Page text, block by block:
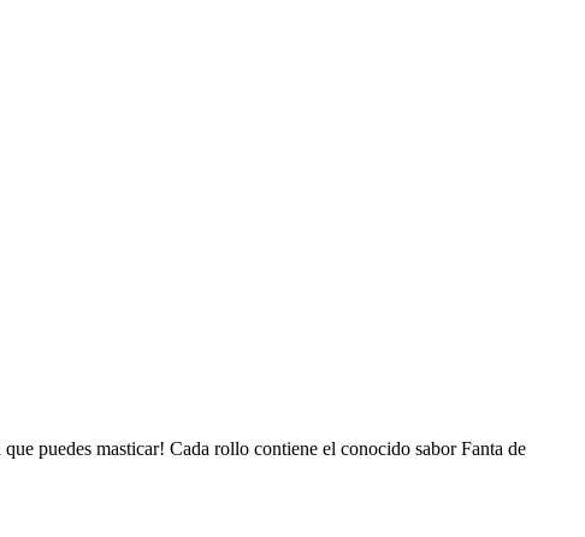
puedes masticar! Cada rollo contiene el conocido sabor Fanta de